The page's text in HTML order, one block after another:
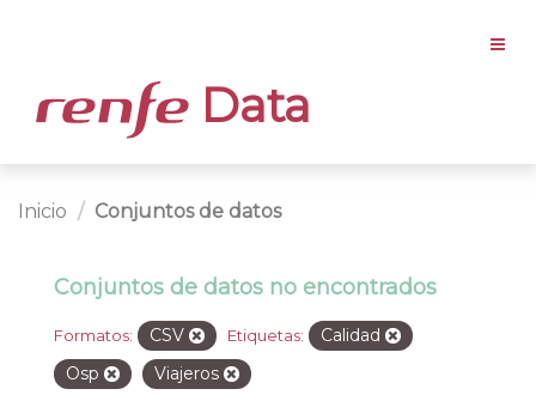
Data
Inicio Conjuntos de datos
Conjuntos de datos no encontrados
Formatos: CSV Etiquetas:
Calidad
Osp
Viajeros